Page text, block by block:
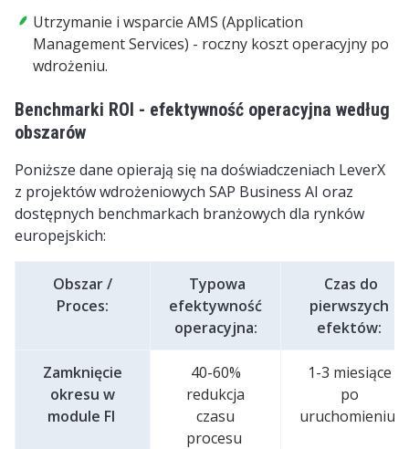
Utrzymanie i wsparcie AMS (Application
Management Services) - roczny koszt operacyjny po
wdrożeniu.
Benchmarki ROI - efektywność operacyjna według
obszarów
Poniższe dane opierają się na doświadczeniach LeverX
z projektów wdrożeniowych SAP Business AI oraz
dostępnych benchmarkach branżowych dla rynków
europejskich:
Obszar /
Proces:
Typowa
efektywność
operacyjna:
Czas do
pierwszych
efektów:
Zamknięcie
okresu w
module FI
40-60%
redukcja
czasu
procesu
1-3 miesiące
po
uruchomieniu